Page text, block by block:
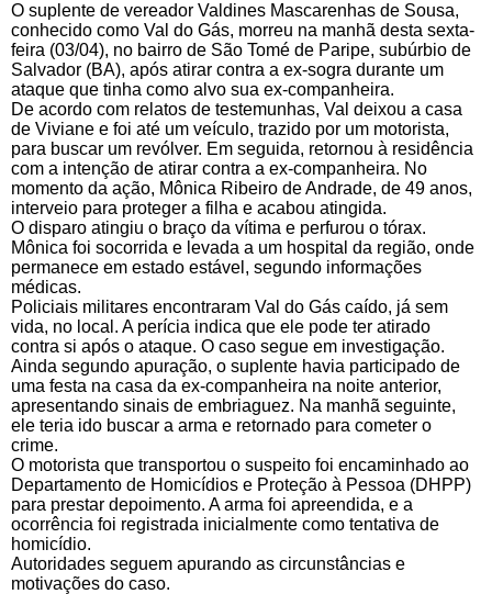
O suplente de vereador Valdines Mascarenhas de Sousa,
conhecido como Val do Gás, morreu na manhã desta sexta-
feira (03/04), no bairro de São Tomé de Paripe, subúrbio de
Salvador (BA), após atirar contra a ex-sogra durante um
ataque que tinha como alvo sua ex-companheira.
De acordo com relatos de testemunhas, Val deixou a casa
de Viviane e foi até um veículo, trazido por um motorista,
para buscar um revólver. Em seguida, retornou à residência
com a intenção de atirar contra a ex-companheira. No
momento da ação, Mônica Ribeiro de Andrade, de 49 anos,
interveio para proteger a filha e acabou atingida.
O disparo atingiu o braço da vítima e perfurou o tórax.
Mônica foi socorrida e levada a um hospital da região, onde
permanece em estado estável, segundo informações
médicas.
Policiais militares encontraram Val do Gás caído, já sem
vida, no local. A perícia indica que ele pode ter atirado
contra si após o ataque. O caso segue em investigação.
Ainda segundo apuração, o suplente havia participado de
uma festa na casa da ex-companheira na noite anterior,
apresentando sinais de embriaguez. Na manhã seguinte,
ele teria ido buscar a arma e retornado para cometer o
crime.
O motorista que transportou o suspeito foi encaminhado ao
Departamento de Homicídios e Proteção à Pessoa (DHPP)
para prestar depoimento. A arma foi apreendida, e a
ocorrência foi registrada inicialmente como tentativa de
homicídio.
Autoridades seguem apurando as circunstâncias e
motivações do caso.